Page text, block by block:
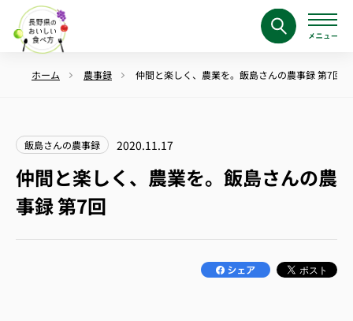
ホーム 農事録 仲間と楽しく、農業を。飯島さんの農事録 第7回
飯島さんの農事録 2020.11.17
仲間と楽しく、農業を。飯島さんの農
事録 第7回